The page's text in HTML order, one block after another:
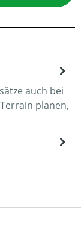
auch bei
planen,